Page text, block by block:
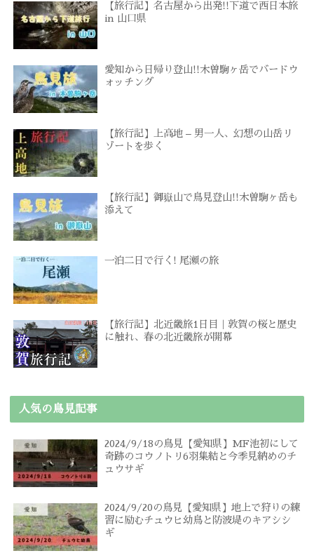
【旅行記】名古屋から出発!!下道で西日本旅
in 山口県
愛知から日帰り登山!!木曽駒ヶ岳でバードウ
ォッチング
【旅行記】上高地 – 男一人、幻想の山岳リ
ゾートを歩く
【旅行記】御嶽山で鳥見登山!!木曽駒ヶ岳も
添えて
一泊二日で行く! 尾瀬の旅
【旅行記】北近畿旅1日目｜敦賀の桜と歴史
に触れ、春の北近畿旅が開幕
人気の鳥見記事
2024/9/18の鳥見【愛知県】MF池初にして
奇跡のコウノトリ6羽集結と今季見納めのチ
ュウサギ
2024/9/20の鳥見【愛知県】地上で狩りの練
習に励むチュウヒ幼鳥と防波堤のキアシシ
ギ